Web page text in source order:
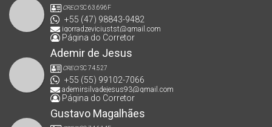
CRECISC 63.696F
+55 (47) 98843-9482
igorradzeviciustst@gmail.com
Página do Corretor
Ademir de Jesus
CRECISC 74.527
+55 (55) 99102-7066
ademirsilvadejesus93@gmail.com
Página do Corretor
Gustavo Magalhães